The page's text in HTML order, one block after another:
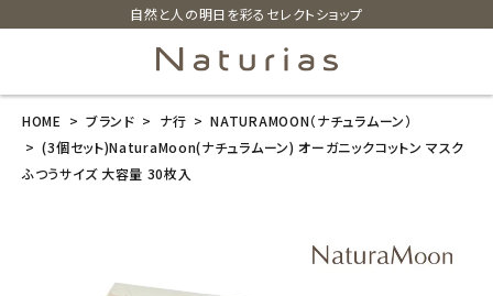
自然と人の明日を彩るセレクトショップ
search
HOME ブランド ナ行
NATURAMOON（ナチュラムーン）
(3個セット)NaturaMoon(ナチュラムーン) オーガニックコットン マスク
ふつうサイズ 大容量 30枚入